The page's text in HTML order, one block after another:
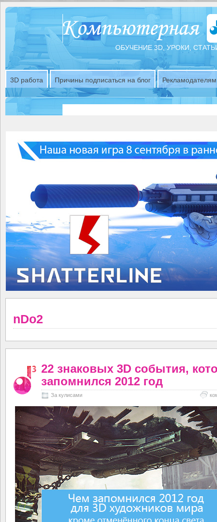
ОБУЧЕНИЕ 3D, УРОКИ,
3D работа Причины подписаться на блог Рекламодателям
nDo2
22 знаковых 3D события,
запомнился 2012 год
За кулисами